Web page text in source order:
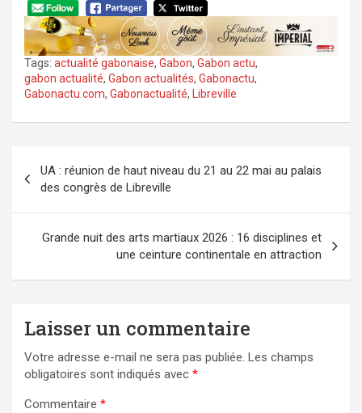
Tags: actualité gabonaise, Gabon, Gabon actu,
gabon actualité, Gabon actualités, Gabonactu,
Gabonactu.com, Gabonactualité, Libreville
de
l’article
UA : réunion de haut niveau du 21 au 22 mai au palais
des congrès de Libreville
Grande nuit des arts martiaux 2026 : 16 disciplines et
une ceinture continentale en attraction
Laisser un commentaire
Votre adresse e-mail ne sera pas publiée. Les champs
obligatoires sont indiqués avec *
Commentaire *